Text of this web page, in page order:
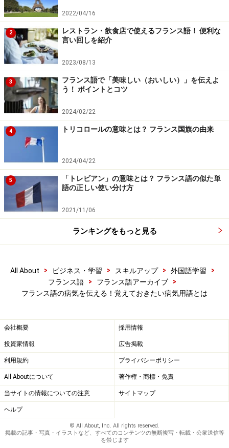
体の痛い部分を説明するには、
J’ai mal + 体の部分 (à + 定冠詞 ＋名詞)ジェ マル +
体の部分
という言い方をします。
-お腹 au ventreオ ヴォントゥる
-背中 au dos
-頭à la têteア ラ テットゥ
-咽à la gorge ア ラ ゴるジュ
-歯
-目
aux yeuxオ ジュー
診察の流れと医療事情
でない限り、診察を受けるには、医師に予約をしてから
他のヨーロッパの国々と同様、「医薬分業 」のシステム
を取り入れています。つまり、診察代の支払いと一緒に
薬局や検査のためのラボへ行き、薬を購入したり、検査
を受けたりします。
支払いはその都度済ませ、後で社会保険に請求する仕組
みになっています。
・病院
2022/04/16
2
レストラン・飲食店で使えるフランス語！ 便利な
言い回しを紹介
2023/08/13
3
フランス語で「美味しい（おいしい）」を伝えよ
う！ ポイントとコツ
2024/02/22
4 トリコロールの意味とは？ フランス国旗の由来
2024/04/22
5
「トレビアン」の意味とは？ フランス語の似た単
語の正しい使い分け方
2021/11/06
ランキングをもっと見る
All About > ビジネス・学習 > スキルアップ > 外国語学習
>
フランス語
> フランス語アーカイブ
>
フランス語の病気を伝える！覚えておきたい病気用語とは
会社概要 採用情報
投資家情報 広告掲載
利用規約 プライバシーポリシー
All Aboutについて 著作権・商標・免責
当サイトの情報についての注意 サイトマップ
ヘルプ
© All About, Inc. All rights reserved.
掲載の記事・写真・イラストなど、すべてのコンテンツの無断複写・転載・公衆送信等
を禁じます